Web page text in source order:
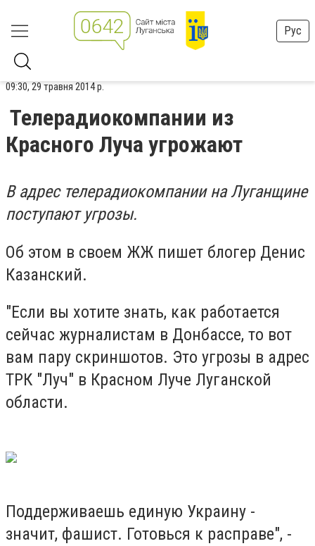
Рус
09:30, 29 травня 2014 р.
Телерадиокомпании из
Красного Луча угрожают
В адрес телерадиокомпании на Луганщине
поступают угрозы.
Об этом в своем ЖЖ пишет блогер Денис
Казанский.
"Если вы хотите знать, как работается
сейчас журналистам в Донбассе, то вот
вам пару скриншотов. Это угрозы в адрес
ТРК "Луч" в Красном Луче Луганской
области.
Поддерживаешь единую Украину -
значит, фашист. Готовься к расправе", -